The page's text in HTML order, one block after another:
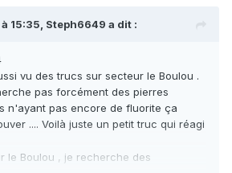
15:35, Steph6649 a dit :
vu des trucs sur secteur le Boulou .
pas forcément des pierres
n'ayant pas encore de fluorite ça
.... Voilà juste un petit truc qui réagi
le Boulou , je recherche des